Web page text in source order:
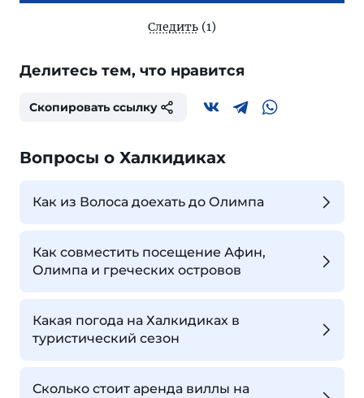
Следить (1)
Делитесь тем, что нравится
Скопировать ссылку
Вопросы о Халкидиках
Как из Волоса доехать до Олимпа
Как совместить посещение Афин,
Олимпа и греческих островов
Какая погода на Халкидиках в
туристический сезон
Сколько стоит аренда виллы на